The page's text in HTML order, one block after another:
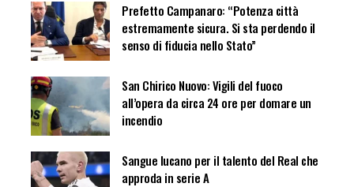
Prefetto Campanaro: “Potenza città
estremamente sicura. Si sta perdendo il
senso di fiducia nello Stato”
San Chirico Nuovo: Vigili del fuoco
all’opera da circa 24 ore per domare un
incendio
Sangue lucano per il talento del Real che
approda in serie A